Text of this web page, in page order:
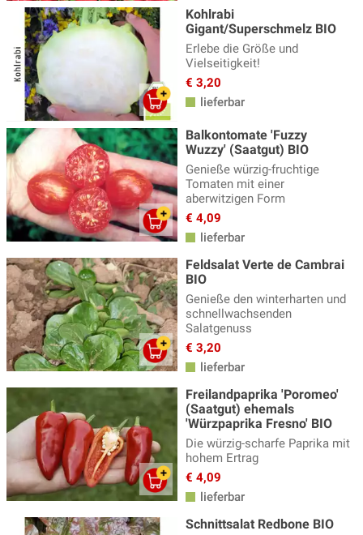
Salate Samen(90)
Schnittlauchsamen(5)
Schwarzwurzel(2)
Sellerie Samen(5)
Sonstige Hülsenfrüchte(7)
Spinat Samen (8)
Tomatensamen(91)
Tomatillo Samen
Wintergemüse Samen(20)
Wurzel- und Knollengemüse
(61)
Wurzelpetersilie(3)
Zucchetti Samen(14)
Zwiebel Samen (12)
Kohlrabi
Gigant/Superschmelz BIO
Erlebe die Größe und
Vielseitigkeit!
€ 3,20
lieferbar
Balkontomate 'Fuzzy
Wuzzy' (Saatgut) BIO
Genieße würzig-fruchtige
Tomaten mit einer
aberwitzigen Form
€ 4,09
lieferbar
Feldsalat Verte de Cambrai
BIO
Genieße den winterharten und
schnellwachsenden
Salatgenuss
€ 3,20
lieferbar
Freilandpaprika 'Poromeo'
(Saatgut) ehemals
'Würzpaprika Fresno' BIO
Die würzig-scharfe Paprika mit
hohem Ertrag
€ 4,09
lieferbar
Schnittsalat Redbone BIO